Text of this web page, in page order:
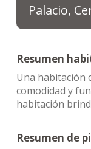
Palacio,
Resumen
Una habitación
comodidad y
habitación
Resumen de